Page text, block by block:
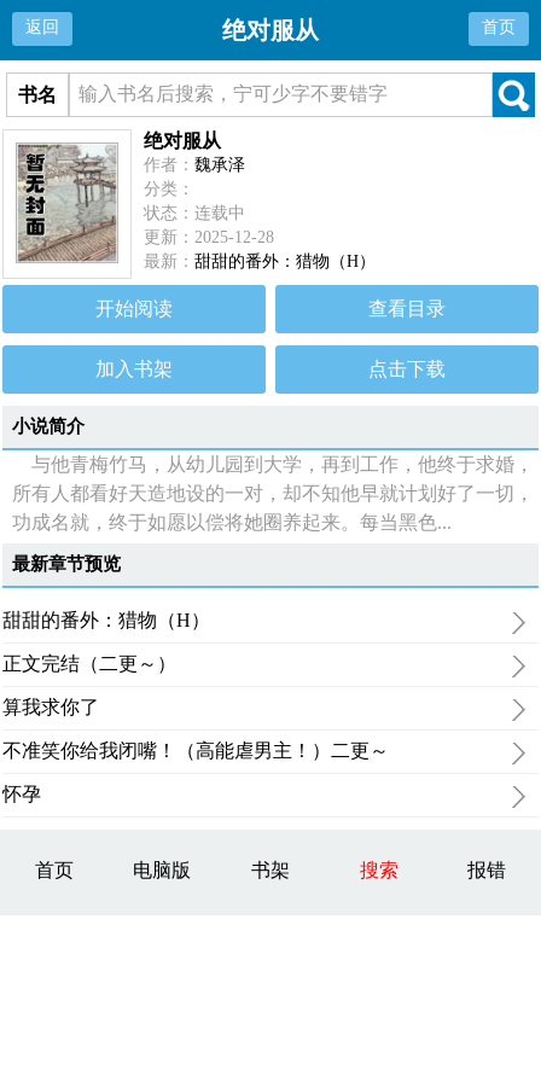
返回 绝对服从 首页
书名
绝对服从
作者：魏承泽
分类：
状态：连载中
更新：2025-12-28
最新：甜甜的番外：猎物（H）
开始阅读 查看目录
加入书架 点击下载
小说简介
与他青梅竹马，从幼儿园到大学，再到工作，他终于求婚，
所有人都看好天造地设的一对，却不知他早就计划好了一切，
功成名就，终于如愿以偿将她圈养起来。每当黑色...
最新章节预览
甜甜的番外：猎物（H）
正文完结（二更～）
算我求你了
不准笑你给我闭嘴！（高能虐男主！）二更～
怀孕
首页 电脑版 书架 搜索 报错